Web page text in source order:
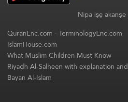
Nipa iṣẹ
QuranEnc.com-TerminologyEnc.com
IslamHouse.com
What Muslim Children Must Know
Riyadh Al-Salheen with explanation
Bayan Al-Islam